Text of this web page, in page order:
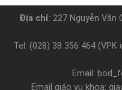
Địa chỉ: 227 Nguyễn Văn
Tel: (028) 38 356 464
Email:
Email giáo vụ khoa: